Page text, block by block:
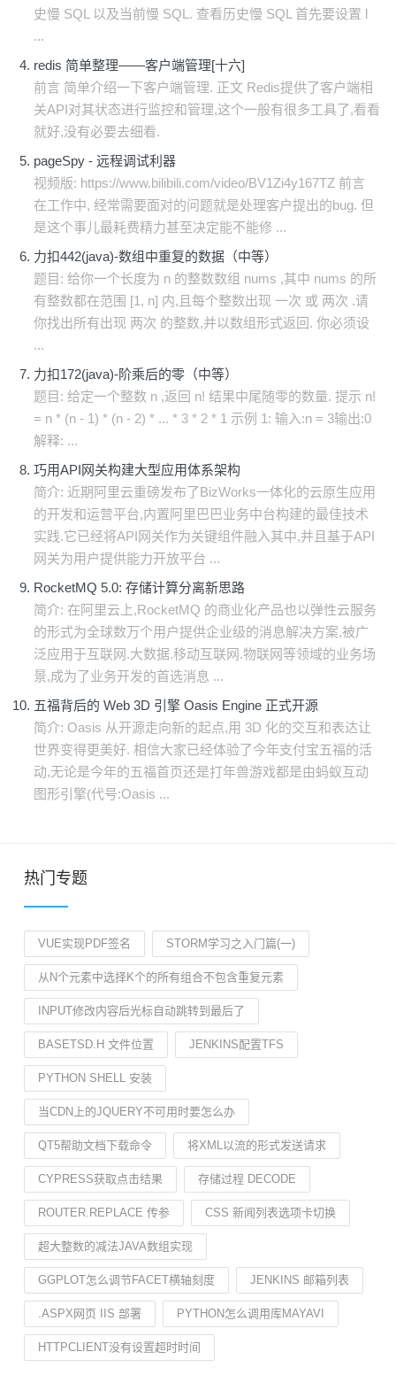
史慢 SQL 以及当前慢 SQL. 查看历史慢 SQL 首先要设置 l
...
redis 简单整理——客户端管理[十六]
前言 简单介绍一下客户端管理. 正文 Redis提供了客户端相
关API对其状态进行监控和管理,这个一般有很多工具了,看看
就好,没有必要去细看.
pageSpy - 远程调试利器
视频版: https://www.bilibili.com/video/BV1Zi4y167TZ 前言
在工作中, 经常需要面对的问题就是处理客户提出的bug. 但
是这个事儿最耗费精力甚至决定能不能修 ...
力扣442(java)-数组中重复的数据（中等）
题目: 给你一个长度为 n 的整数数组 nums ,其中 nums 的所
有整数都在范围 [1, n] 内,且每个整数出现 一次 或 两次 .请
你找出所有出现 两次 的整数,并以数组形式返回. 你必须设
...
力扣172(java)-阶乘后的零（中等）
题目: 给定一个整数 n ,返回 n! 结果中尾随零的数量. 提示 n!
= n * (n - 1) * (n - 2) * ... * 3 * 2 * 1 示例 1: 输入:n = 3输出:0
解释: ...
巧用API网关构建大型应用体系架构
简介: 近期阿里云重磅发布了BizWorks一体化的云原生应用
的开发和运营平台,内置阿里巴巴业务中台构建的最佳技术
实践.它已经将API网关作为关键组件融入其中,并且基于API
网关为用户提供能力开放平台 ...
RocketMQ 5.0: 存储计算分离新思路
简介: 在阿里云上,RocketMQ 的商业化产品也以弹性云服务
的形式为全球数万个用户提供企业级的消息解决方案,被广
泛应用于互联网.大数据.移动互联网.物联网等领域的业务场
景,成为了业务开发的首选消息 ...
五福背后的 Web 3D 引擎 Oasis Engine 正式开源
简介: Oasis 从开源走向新的起点,用 3D 化的交互和表达让
世界变得更美好. 相信大家已经体验了今年支付宝五福的活
动,无论是今年的五福首页还是打年兽游戏都是由蚂蚁互动
图形引擎(代号:Oasis ...
热门专题
VUE实现PDF签名 STORM学习之入门篇(一)
从N个元素中选择K个的所有组合不包含重复元素
INPUT修改内容后光标自动跳转到最后了
BASETSD.H 文件位置 JENKINS配置TFS
PYTHON SHELL 安装
当CDN上的JQUERY不可用时要怎么办
QT5帮助文档下载命令 将XML以流的形式发送请求
CYPRESS获取点击结果 存储过程 DECODE
ROUTER.REPLACE 传参 CSS 新闻列表选项卡切换
超大整数的减法JAVA数组实现
GGPLOT怎么调节FACET横轴刻度 JENKINS 邮箱列表
.ASPX网页 IIS 部署 PYTHON怎么调用库MAYAVI
HTTPCLIENT没有设置超时时间